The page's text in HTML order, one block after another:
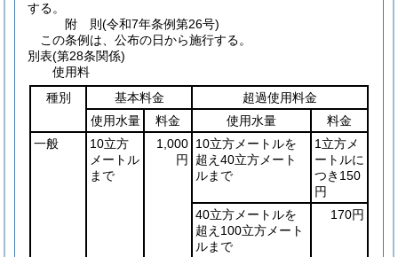
する。
附 則(令和7年条例第26号)
この条例は、公布の日から施行する。
別表(第28条関係)
使用料
種別
基本料金
超過使用料金
使用水量
料金 使用水量
料金
一般
10立方
メートル
まで
1,000
円
10立方メートルを
超え40立方メート
ルまで
1立方メ
ートルに
つき150
円
40立方メートルを
超え100立方メート
ルまで
170円